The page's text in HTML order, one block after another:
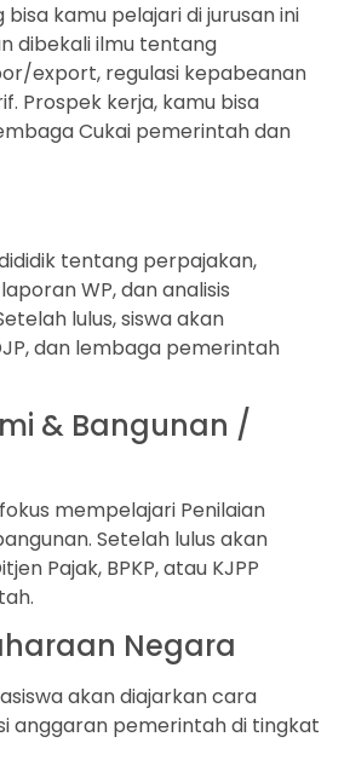
kamu pelajari di jurusan ini
dibekali ilmu tentang
export, regulasi kepabeanan
Prospek kerja, kamu bisa
Cukai pemerintah dan
tentang perpajakan,
WP, dan analisis
lulus, siswa akan
dan lembaga pemerintah
& Bangunan /
mempelajari Penilaian
Setelah lulus akan
Pajak, BPKP, atau KJPP
Negara
akan diajarkan cara
anggaran pemerintah di tingkat